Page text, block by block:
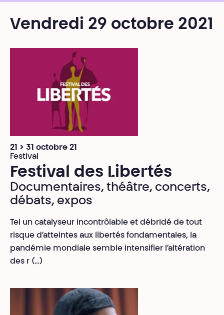
Vendredi 29 octobre 2021
21 > 31 octobre 21
Festival
Festival des Libertés
Documentaires, théâtre, concerts,
débats, expos
Tel un catalyseur incontrôlable et débridé de tout
risque d’atteintes aux libertés fondamentales, la
pandémie mondiale semble intensifier l’altération
des r (…)